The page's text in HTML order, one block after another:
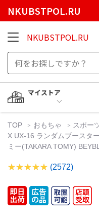
NKUBSTPOL.RU
NKUBSTPOL.RU
マイストア
TOP おもちゃ スポー
X UX-16 ランダムブースタ
ミー(TAKARA TOMY)
(2572)